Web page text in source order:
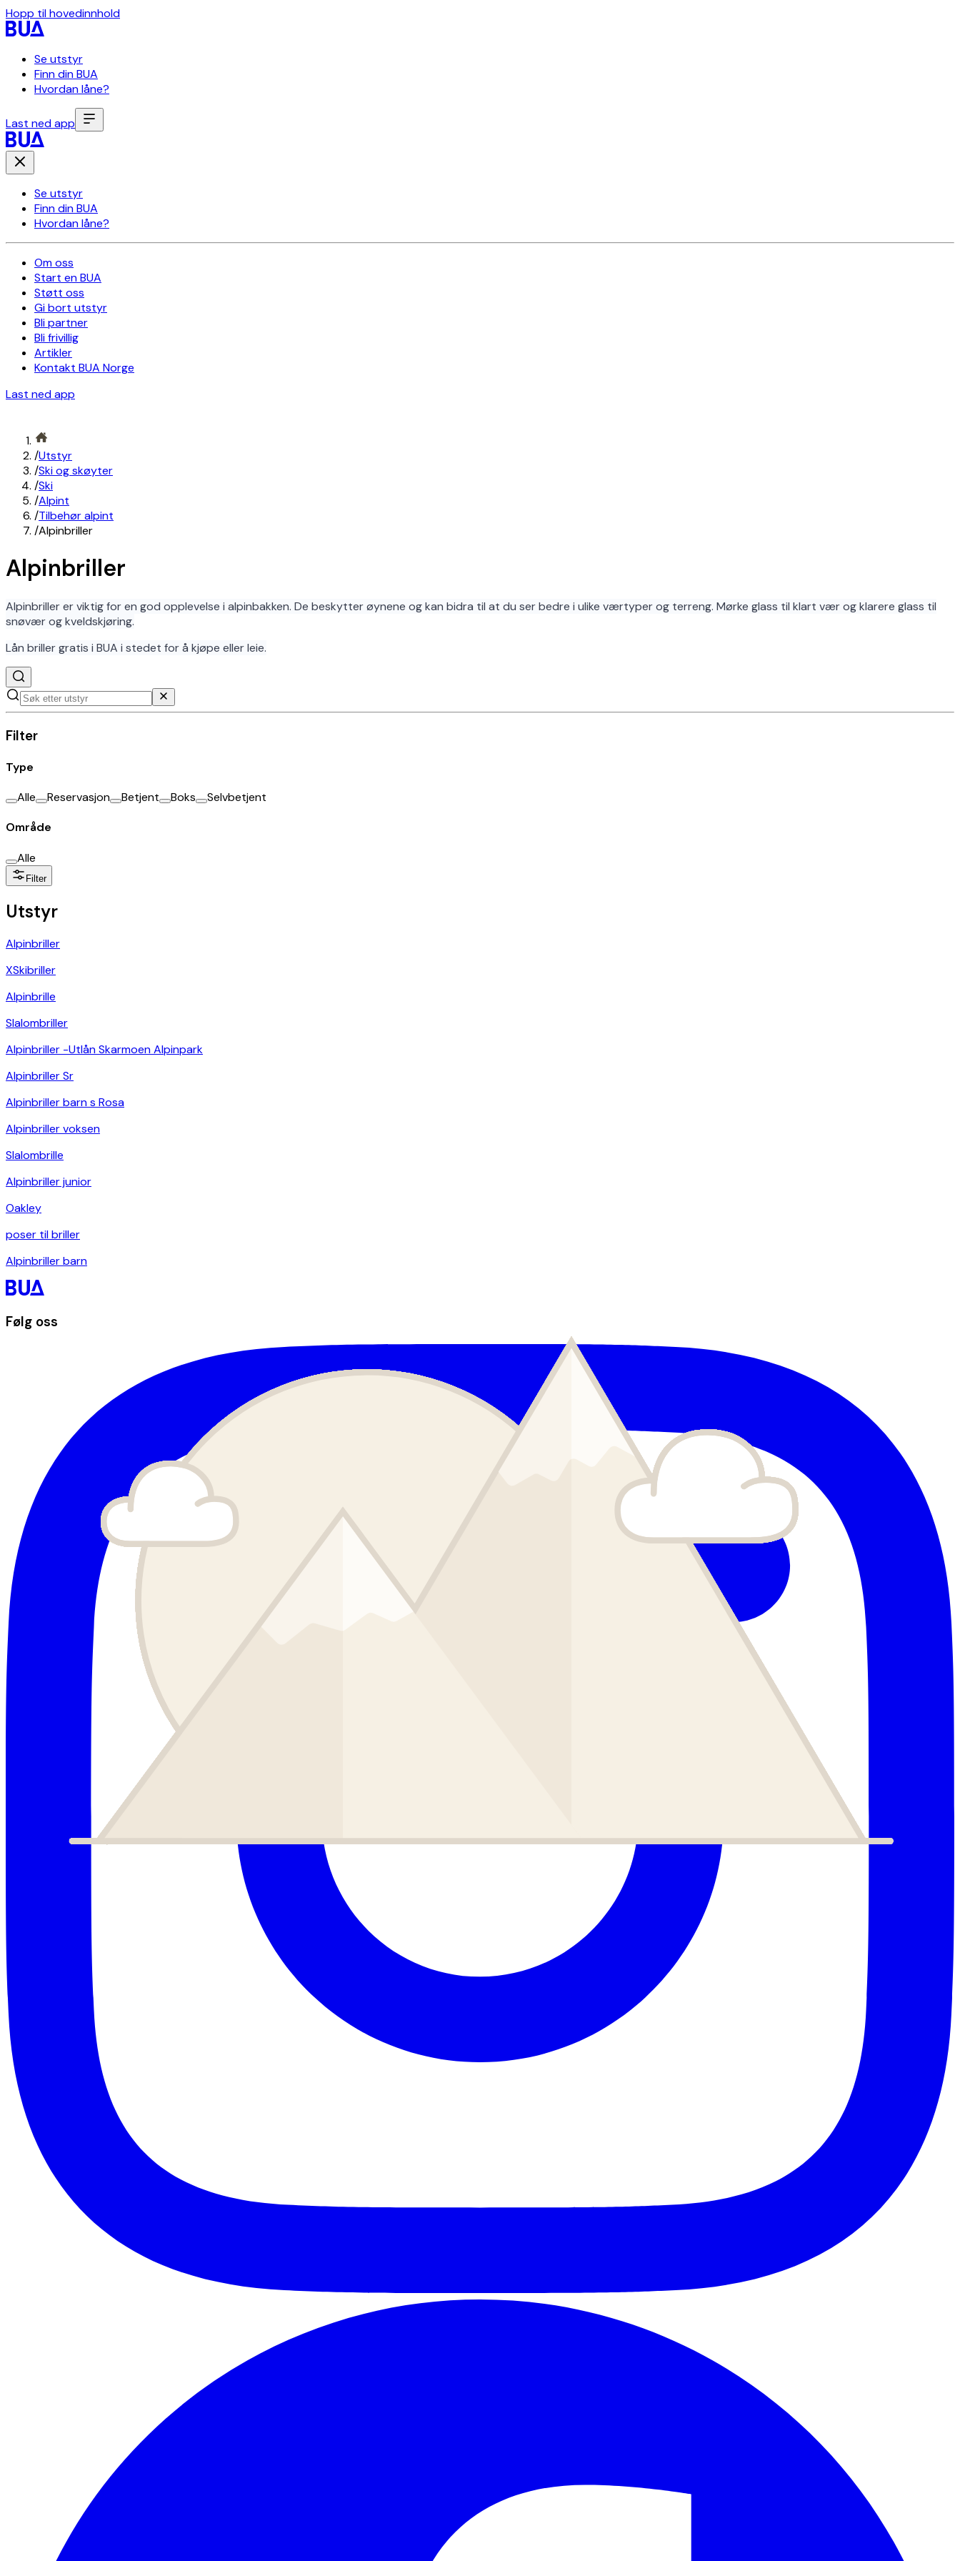
Hopp til hovedinnhold
Se utstyr
Finn din BUA
Hvordan låne?
Last ned app
Se utstyr
Finn din BUA
Hvordan låne?
Om oss
Start en BUA
Støtt oss
Gi bort utstyr
Bli partner
Bli frivillig
Artikler
Kontakt BUA Norge
Last ned app
/Utstyr
/Ski og skøyter
/Ski
/Alpint
/Tilbehør alpint
/Alpinbriller
Alpinbriller
Alpinbriller er viktig for en god opplevelse i alpinbakken. De beskytter øynene og kan bidra til at du ser bedre i ulike værtyper og terreng. Mørke glass til klart vær og klarere glass til
snøvær og kveldskjøring.
Lån briller gratis i BUA i stedet for å kjøpe eller leie.
Filter
Type
Alle Reservasjon Betjent Boks Selvbetjent
Område
Alle
Filter
Utstyr
Alpinbriller
XSkibriller
Alpinbrille
Slalombriller
Alpinbriller -Utlån Skarmoen Alpinpark
Alpinbriller Sr
Alpinbriller barn s Rosa
Alpinbriller voksen
Slalombrille
Alpinbriller junior
Oakley
poser til briller
Alpinbriller barn
Følg oss